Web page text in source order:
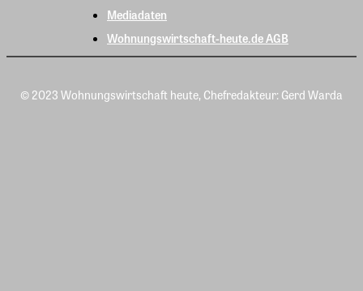
Mediadaten
Wohnungswirtschaft-heute.de AGB
© 2023 Wohnungswirtschaft heute, Chefredakteur: Gerd Warda